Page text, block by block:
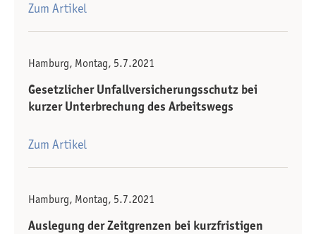
Zum Artikel
Hamburg, Montag, 5.7.2021
Gesetzlicher Unfallversicherungsschutz bei
kurzer Unterbrechung des Arbeitswegs
Zum Artikel
Hamburg, Montag, 5.7.2021
Auslegung der Zeitgrenzen bei kurzfristigen